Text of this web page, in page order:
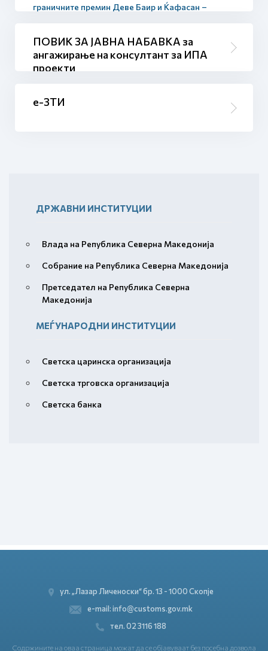
граничните премин Деве Баир и Ќафасан –
ПОВИК ЗА ЈАВНА НАБАВКА за
ангажирање на консултант за ИПА
проекти
е-ЗТИ
ДРЖАВНИ ИНСТИТУЦИИ
Влада на Република Северна Македонија
Собрание на Република Северна Македонија
Претседател на Република Северна
Македонија
МЕЃУНАРОДНИ ИНСТИТУЦИИ
Светска царинска организација
Светска трговска организација
Светска банка
ул. „Лазар Личеноски“ бр. 13 - 1000 Скопје
e-mail: info@customs.gov.mk
тел. 02 3116 188
Содржините на оваа страница можат да се објавуваат без посебна дозвола